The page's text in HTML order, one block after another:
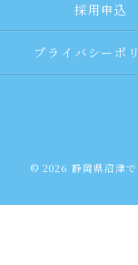
採用申込
プライバシーポ
© 2026 静岡県沼津